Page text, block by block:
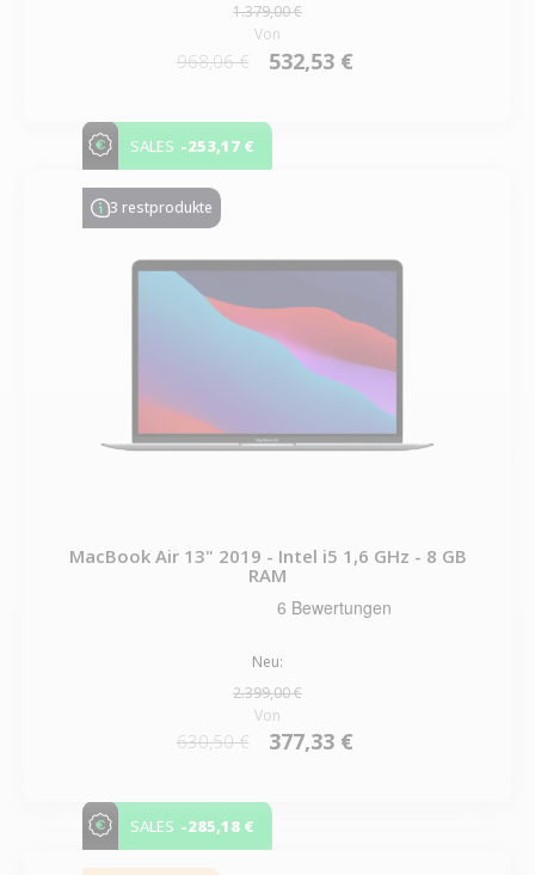
1.379,00 €
Von
968,06 € 532,53 €
SALES -253,17 €
3 restprodukte
MacBook Air 13" 2019 - Intel i5 1,6 GHz - 8 GB
RAM
Neu:
2.399,00 €
Von
630,50 € 377,33 €
SALES -285,18 €